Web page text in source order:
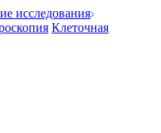
исследования
Клеточная